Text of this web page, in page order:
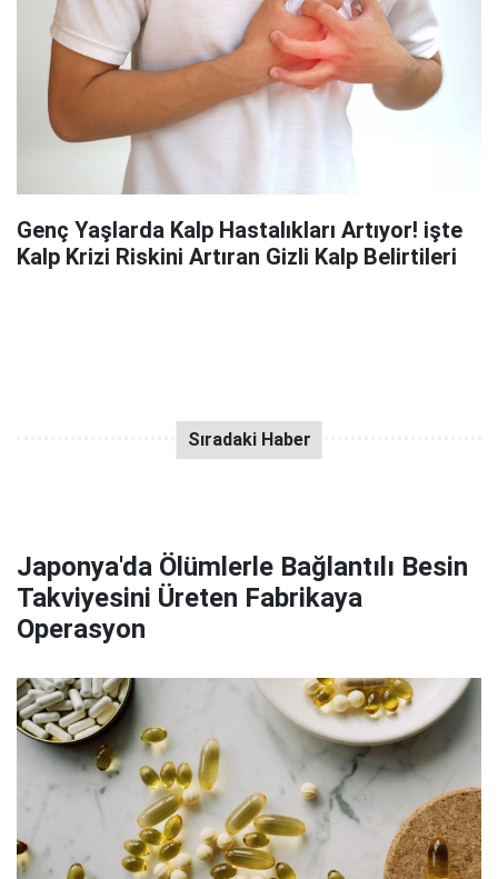
Genç Yaşlarda Kalp Hastalıkları Artıyor! işte
Kalp Krizi Riskini Artıran Gizli Kalp Belirtileri
Japonya'da Ölümlerle Bağlantılı Besin
Takviyesini Üreten Fabrikaya
Operasyon